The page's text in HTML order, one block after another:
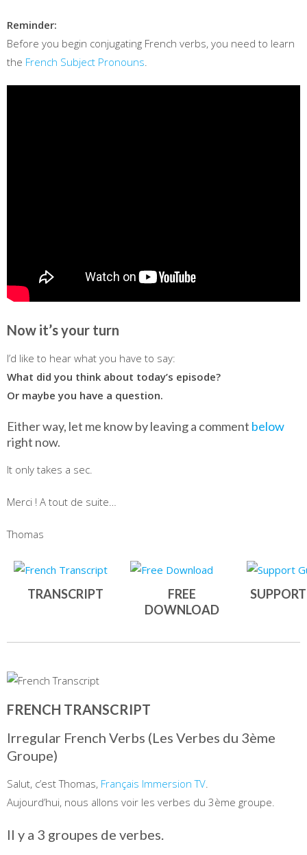
Reminder:
Before you begin conjugating French verbs, you need to learn
the French Subject Pronouns.
Now it’s your turn
I’d like to hear what you have to say:
What did you think about today’s episode?
Or maybe you have a question.
Either way, let me know by leaving a comment below
right now.
It only takes a sec.
Merci ! A tout de suite…
Thomas
TRANSCRIPT
FREE
DOWNLOAD
FRENCH TRANSCRIPT
Irregular French Verbs (Les Verbes du 3ème
Groupe)
Salut, c’est Thomas, Français Immersion TV.
Aujourd’hui, nous allons voir les verbes du 3ème groupe.
Il y a 3 groupes de verbes.